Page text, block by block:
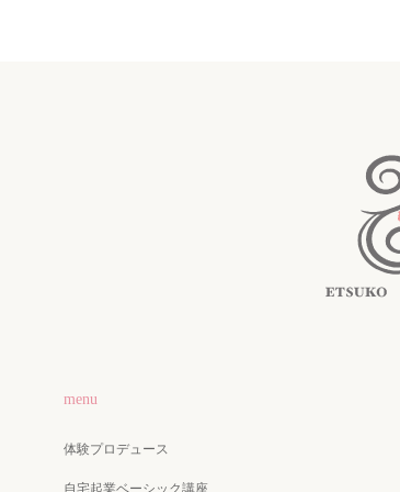
menu
体験プロデュース
自宅起業ベーシック講座